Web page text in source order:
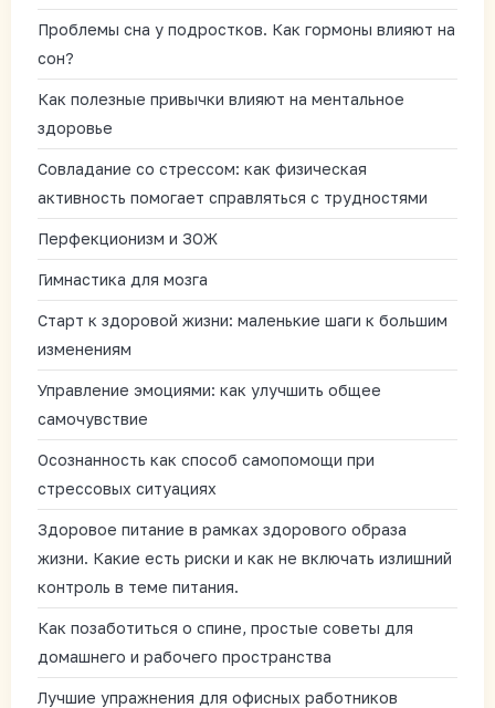
Проблемы сна у подростков. Как гормоны влияют на
сон?
Как полезные привычки влияют на ментальное
здоровье
Совладание со стрессом: как физическая
активность помогает справляться с трудностями
Перфекционизм и ЗОЖ
Гимнастика для мозга
Старт к здоровой жизни: маленькие шаги к большим
изменениям
Управление эмоциями: как улучшить общее
самочувствие
Осознанность как способ самопомощи при
стрессовых ситуациях
Здоровое питание в рамках здорового образа
жизни. Какие есть риски и как не включать излишний
контроль в теме питания.
Как позаботиться о спине, простые советы для
домашнего и рабочего пространства
Лучшие упражнения для офисных работников